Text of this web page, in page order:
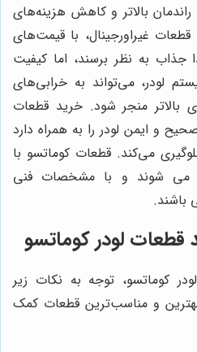
بالاتر و کاهش هزینه‌های
غیراورجینال، با قیمت‌های
جذاب به نظر برسند، اما کیفیت
لودر، می‌تواند به خرابی‌های
بالاتر منجر شود. خرید قطعات
و ایمن لودر را به همراه دارد
می‌کند. قطعات کوماتسو با
می شوند و با مشخصات فنی
باشند.
لودر کوماتسو
کوماتسو، توجه به نکات زیر
و مناسب‌ترین قطعات کمک